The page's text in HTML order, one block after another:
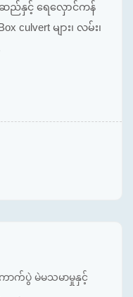
ဆည်နှင့် ရေလှောင်ကန်
culvert များ၊ လမ်း၊
ာက်ပွဲ မဲမသမာမှုနှင့်